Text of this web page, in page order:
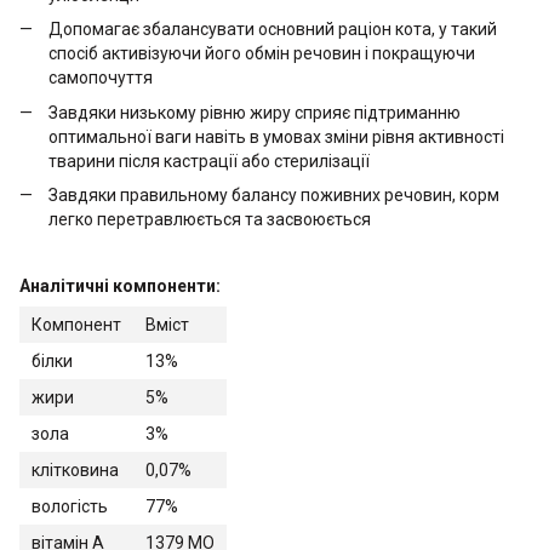
Допомагає збалансувати основний раціон кота, у такий
спосіб активізуючи його обмін речовин і покращуючи
самопочуття
Завдяки низькому рівню жиру сприяє підтриманню
оптимальної ваги навіть в умовах зміни рівня активності
тварини після кастрації або стерилізації
Завдяки правильному балансу поживних речовин, корм
легко перетравлюється та засвоюється
Аналітичні компоненти:
Компонент
Вміст
білки
13%
жири
5%
зола
3%
клітковина
0,07%
вологість
77%
вітамін А
1379 МО